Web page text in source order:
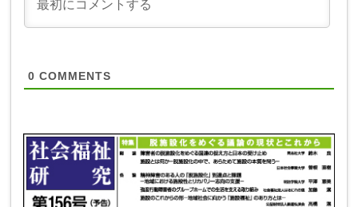
0 COMMENTS